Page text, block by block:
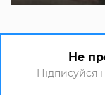
Не
Підписуйся